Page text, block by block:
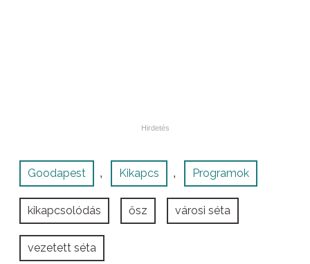
Goodapest , Kikapcs , Programok
kikapcsolódás ősz városi séta
vezetett séta